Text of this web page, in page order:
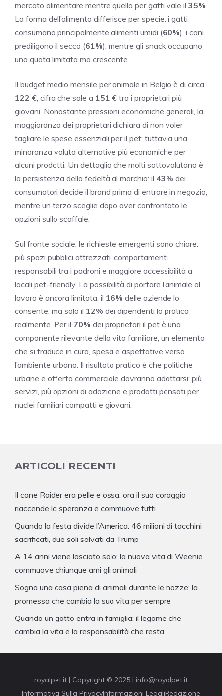
mercato alimentare mentre quella per gatti vale il 35%.
La forma dell’alimento differisce per specie: i gatti
consumano principalmente alimenti umidi (60%), i cani
prediligono il secco (61%), mentre gli snack occupano
una quota limitata ma crescente.
Il budget medio mensile per animale in Belgio è di circa
122 €, cifra che sale a 151 € tra i proprietari più
giovani. Nonostante pressioni economiche generali, la
maggioranza dei proprietari dichiara di non voler
tagliare le spese essenziali per il pet; tuttavia una
minoranza valuta alternative più economiche per
alcuni prodotti. Un dettaglio che molti sottovalutano è
la persistenza della fedeltà al marchio: il 43% dei
consumatori decide il brand prima di entrare in negozio,
mentre un terzo sceglie dopo aver confrontato le
opzioni sullo scaffale.
Sul fronte sociale, le richieste emergenti sono chiare:
più spazi pubblici attrezzati, comportamenti
responsabili tra i padroni e maggiore accessibilità a
locali pet-friendly. La possibilità di portare l’animale al
lavoro è ancora limitata: il 16% delle aziende lo
consente, ma solo il 12% dei dipendenti lo pratica
realmente. Per il 70% dei proprietari il pet è una
componente rilevante della vita familiare, un elemento
che si traduce in cura, spesa e aspettative verso
l’ambiente urbano. Il risultato pratico è che politiche
urbane e offerta commerciale dovranno adattarsi: più
servizi, più opzioni di adozione e prodotti pensati per
nuclei familiari compatti e giovani.
ARTICOLI RECENTI
Il cane Raider era pelle e ossa: ora il suo coraggio
riaccende la speranza e commuove tutti
Quando la festa divide l’America: 46 milioni di tacchini
sacrificati, due soli salvati da Trump
A 14 anni viene lasciato solo: la nuova vita di Weenie
commuove chiunque ami gli animali
Sogna una casa piena di animali durante le nozze: la
promessa che cambia la sua vita per sempre
Quando un gatto entra in famiglia: il legame che
cambia la vita e la responsabilità che resta
royalpet.it | Copyright © 2025 | info@royalpet.it
Informativa Sulla PrivacyInformazioni LegaliRedazione